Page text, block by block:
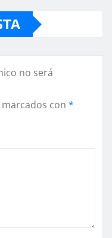
no será
con *